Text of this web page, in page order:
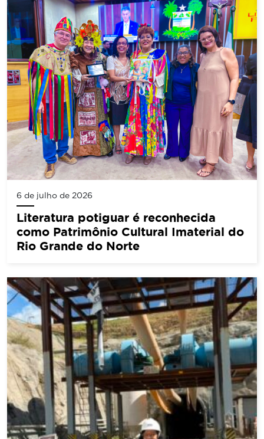
6 de julho de 2026
Literatura potiguar é reconhecida
como Patrimônio Cultural Imaterial do
Rio Grande do Norte